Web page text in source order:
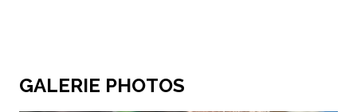
GALERIE PHOTOS